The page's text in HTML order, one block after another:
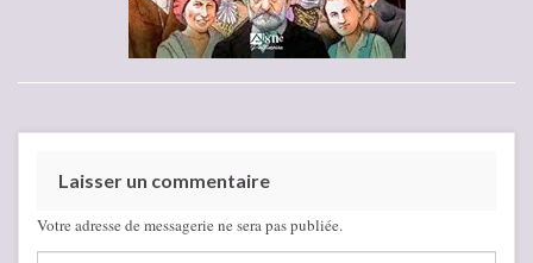
Laisser un commentaire
Votre adresse de messagerie ne sera pas publiée.